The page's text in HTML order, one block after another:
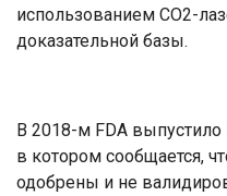
использованием СО2-
доказательной базы.
В 2018-м FDA
в котором сообщается,
одобрены и не